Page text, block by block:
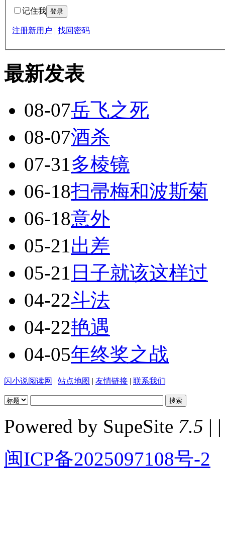
记住我
注册新用户 | 找回密码
最新发表
08-07岳飞之死
08-07酒杀
07-31多棱镜
06-18扫帚梅和波斯菊
06-18意外
05-21出差
05-21 日子就该这样过
04-22斗法
04-22艳遇
04-05年终奖之战
闪小说阅读网 | 站点地图 | 友情链接 | 联系我们|
Powered by SupeSite 7.5 | |
闽ICP备2025097108号-2